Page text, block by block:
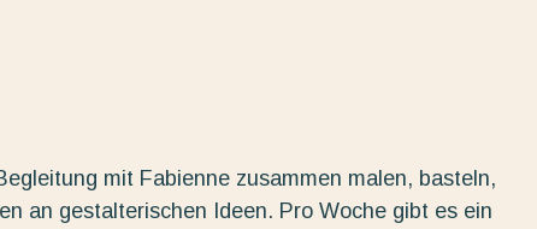
mit Fabienne zusammen malen, basteln,
an gestalterischen Ideen. Pro Woche gibt es ein